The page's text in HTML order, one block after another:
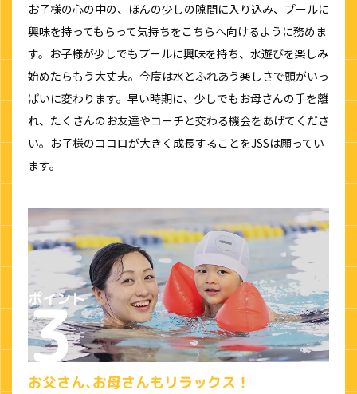
お子様の心の中の、ほんの少しの隙間に入り込み、プールに
興味を持ってもらって気持ちをこちらへ向けるように務めま
す。お子様が少しでもプールに興味を持ち、水遊びを楽しみ
始めたらもう大丈夫。今度は水とふれあう楽しさで頭がいっ
ぱいに変わります。早い時期に、少しでもお母さんの手を離
れ、たくさんのお友達やコーチと交わる機会をあげてくださ
い。お子様のココロが大きく成長することをJSSは願ってい
ます。
お父さん､お母さんもリラックス！